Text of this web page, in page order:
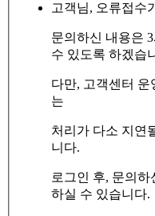
고객님, 오류접수
문의하신 내용은
수 있도록 하겠습
다만, 고객센터 운
는
처리가 다소 지연
니다.
로그인 후, 문의하
하실 수 있습니다.